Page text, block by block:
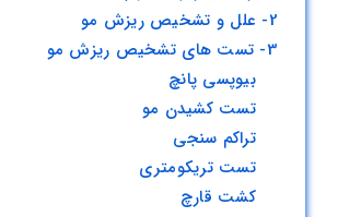
تست
های
2- علل و تشخیص ریزش مو
3- تست های تشخیص ریزش مو
بیوپسی پانچ
تست کشیدن مو
تراکم سنجی
تست تریکومتری
کشت قارچ